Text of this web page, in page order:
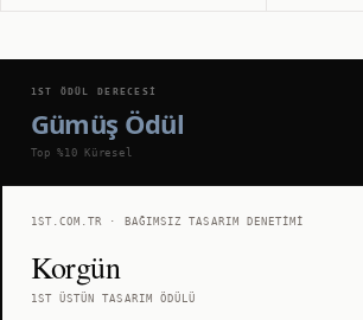
1ST ÖDÜL DERECESI
Gümüş Ödül
Top %10 Küresel
1ST.COM.TR · BAĞIMSIZ TASARIM DENETIMI
Korgün
1ST ÜSTÜN TASARIM ÖDÜLÜ